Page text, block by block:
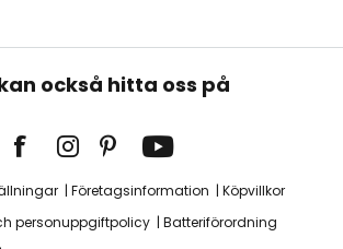
också hitta oss på
Företagsinformation
Köpvillkor
personuppgiftpolicy
Batteriförordning